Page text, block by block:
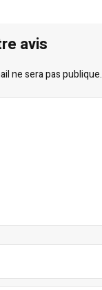
avis
ne sera pas publique.